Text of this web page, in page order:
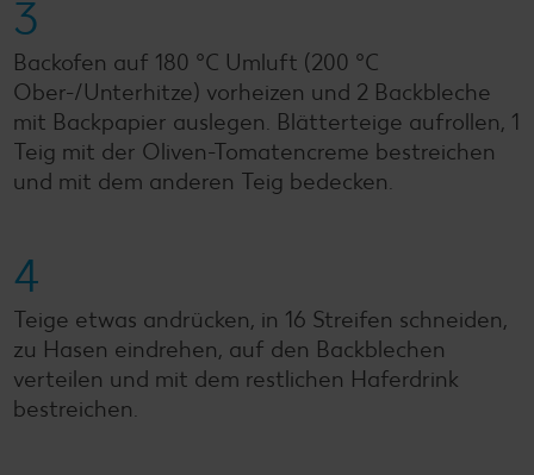
3
Backofen auf 180 °C Umluft (200 °C
Ober-/Unterhitze) vorheizen und 2 Backbleche
mit Backpapier auslegen. Blätterteige aufrollen, 1
Teig mit der Oliven-Tomatencreme bestreichen
und mit dem anderen Teig bedecken.
4
Teige etwas andrücken, in 16 Streifen schneiden,
zu Hasen eindrehen, auf den Backblechen
verteilen und mit dem restlichen Haferdrink
bestreichen.